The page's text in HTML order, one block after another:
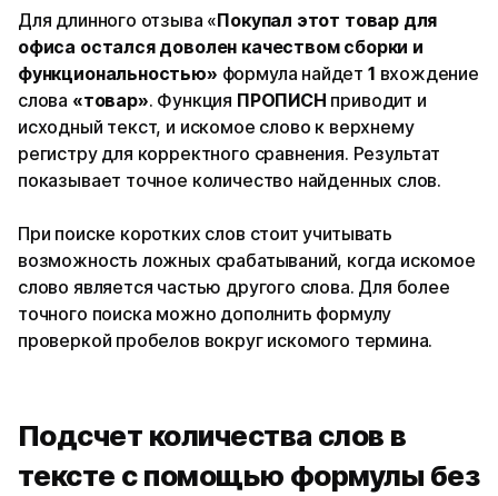
Для длинного отзыва «Покупал этот товар для
офиса остался доволен качеством сборки и
функциональностью» формула найдет 1 вхождение
слова «товар». Функция ПРОПИСН приводит и
исходный текст, и искомое слово к верхнему
регистру для корректного сравнения. Результат
показывает точное количество найденных слов.
При поиске коротких слов стоит учитывать
возможность ложных срабатываний, когда искомое
слово является частью другого слова. Для более
точного поиска можно дополнить формулу
проверкой пробелов вокруг искомого термина.
Подсчет количества слов в
тексте с помощью формулы без